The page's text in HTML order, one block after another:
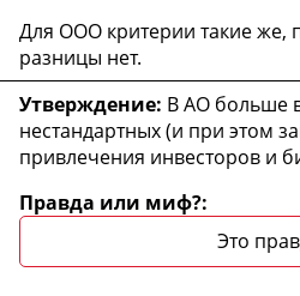
Для ООО критерии такие же,
разницы нет.
В АО больше
нестандартных (и при этом
привлечения инвесторов и
Это